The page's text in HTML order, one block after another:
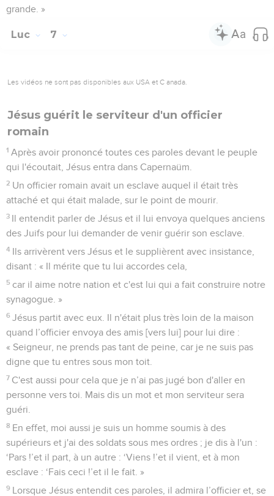
grande. »
Luc 7
Les vidéos ne sont pas disponibles aux USA et C anada.
Jésus guérit le serviteur d'un officier
romain
1 Après avoir prononcé toutes ces paroles devant le peuple
qui l'écoutait, Jésus entra dans Capernaüm.
2 Un officier romain avait un esclave auquel il était très
attaché et qui était malade, sur le point de mourir.
3 Il entendit parler de Jésus et il lui envoya quelques anciens
des Juifs pour lui demander de venir guérir son esclave.
4 Ils arrivèrent vers Jésus et le supplièrent avec insistance,
disant : « Il mérite que tu lui accordes cela,
5 car il aime notre nation et c'est lui qui a fait construire notre
synagogue. »
6 Jésus partit avec eux. Il n'était plus très loin de la maison
quand l’officier envoya des amis [vers lui] pour lui dire :
« Seigneur, ne prends pas tant de peine, car je ne suis pas
digne que tu entres sous mon toit.
7 C'est aussi pour cela que je n’ai pas jugé bon d'aller en
personne vers toi. Mais dis un mot et mon serviteur sera
guéri.
8 En effet, moi aussi je suis un homme soumis à des
supérieurs et j'ai des soldats sous mes ordres ; je dis à l'un :
‘Pars !’et il part, à un autre : ‘Viens !’et il vient, et à mon
esclave : ‘Fais ceci !’et il le fait. »
9 Lorsque Jésus entendit ces paroles, il admira l’officier et, se